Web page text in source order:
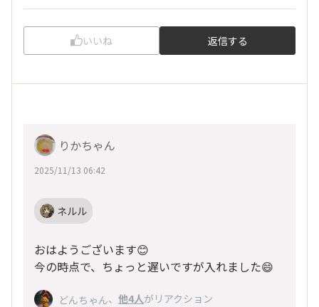
いいね 返信する
りかちゃん
2025/11/13 06:42
ネルル
おはようございます😊
今の時点で、ちょっと遅いですが入れました😄
どんちゃん、 他4人がリアクション